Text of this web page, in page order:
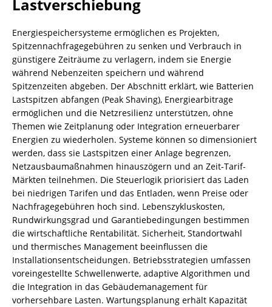
Lastverschiebung
Energiespeichersysteme ermöglichen es Projekten,
Spitzennachfragegebühren zu senken und Verbrauch in
günstigere Zeiträume zu verlagern, indem sie Energie
während Nebenzeiten speichern und während
Spitzenzeiten abgeben. Der Abschnitt erklärt, wie Batterien
Lastspitzen abfangen (Peak Shaving), Energiearbitrage
ermöglichen und die Netzresilienz unterstützen, ohne
Themen wie Zeitplanung oder Integration erneuerbarer
Energien zu wiederholen. Systeme können so dimensioniert
werden, dass sie Lastspitzen einer Anlage begrenzen,
Netzausbaumaßnahmen hinauszögern und an Zeit-Tarif-
Märkten teilnehmen. Die Steuerlogik priorisiert das Laden
bei niedrigen Tarifen und das Entladen, wenn Preise oder
Nachfragegebühren hoch sind. Lebenszykluskosten,
Rundwirkungsgrad und Garantiebedingungen bestimmen
die wirtschaftliche Rentabilität. Sicherheit, Standortwahl
und thermisches Management beeinflussen die
Installationsentscheidungen. Betriebsstrategien umfassen
voreingestellte Schwellenwerte, adaptive Algorithmen und
die Integration in das Gebäudemanagement für
vorhersehbare Lasten. Wartungsplanung erhält Kapazität